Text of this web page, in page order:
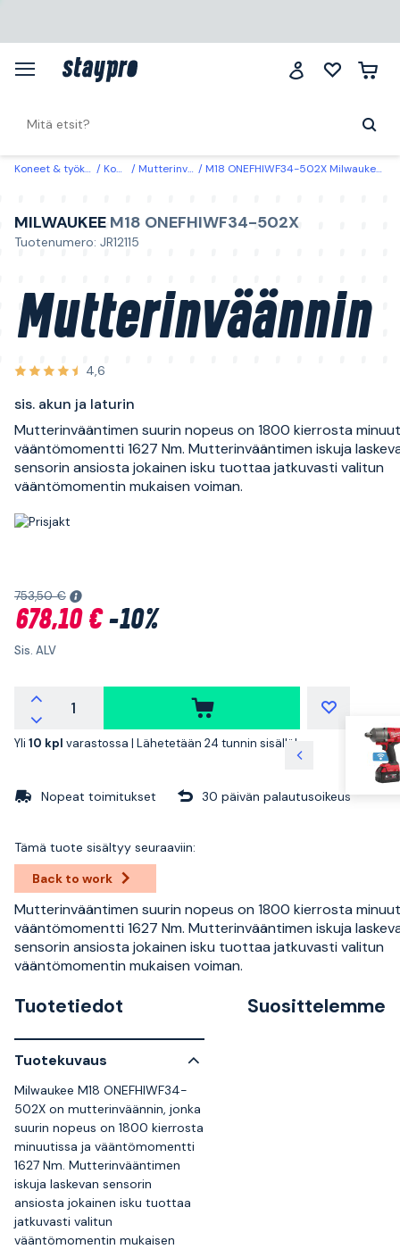
Koneet & työkalut Koneet Mutterinvääntimet M18 ONEFHIWF34-502X Milwaukee Mutterinväännin sis. akun ja laturin
MILWAUKEE M18 ONEFHIWF34-502X
Tuotenumero: JR12115
Mutterinväännin
4,6
sis. akun ja laturin
Mutterinvääntimen suurin nopeus on 1800 kierrosta
vääntömomentti 1627 Nm. Mutterinvääntimen iskuja
sensorin ansiosta jokainen isku tuottaa jatkuvasti valitun
vääntömomentin mukaisen voiman.
753,50 €
678,10 €-10%
Sis. ALV
Yli 10 kpl varastossa | Lähetetään 24 tunnin sisällä!
Nopeat toimitukset 30 päivän palautusoikeus
Tämä tuote sisältyy seuraaviin:
Back to work
Mutterinvääntimen suurin nopeus on 1800 kierrosta
vääntömomentti 1627 Nm. Mutterinvääntimen iskuja
sensorin ansiosta jokainen isku tuottaa jatkuvasti valitun
vääntömomentin mukaisen voiman.
Tuotetiedot
Tuotekuvaus
Milwaukee M18 ONEFHIWF34-
502X on mutterinväännin, jonka
suurin nopeus on 1800 kierrosta
minuutissa ja vääntömomentti
1627 Nm. Mutterinvääntimen
iskuja laskevan sensorin
ansiosta jokainen isku tuottaa
jatkuvasti valitun
vääntömomentin mukaisen
Suosittelemme